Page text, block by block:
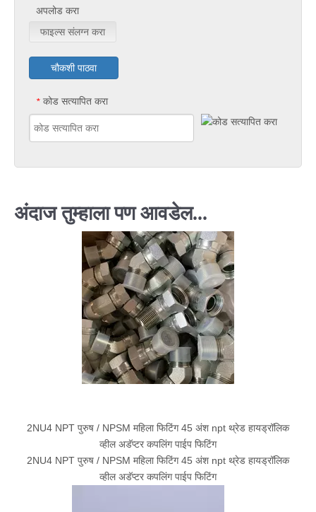
अपलोड करा
फाइल्स संलग्न करा
चौकशी पाठवा
* कोड सत्यापित करा
अंदाज तुम्हाला पण आवडेल...
2NU4 NPT पुरुष / NPSM महिला फिटिंग 45 अंश npt थ्रेड हायड्रॉलिक
व्हील अडॅप्टर कपलिंग पाईप फिटिंग
2NU4 NPT पुरुष / NPSM महिला फिटिंग 45 अंश npt थ्रेड हायड्रॉलिक
व्हील अडॅप्टर कपलिंग पाईप फिटिंग